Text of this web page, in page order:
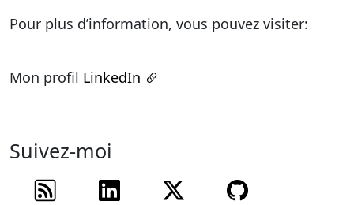
Pour plus d’information, vous pouvez visiter:
Mon profil LinkedIn
Suivez-moi
Flux RSSSuivez-moi surSuivez-moi sur
Suivez